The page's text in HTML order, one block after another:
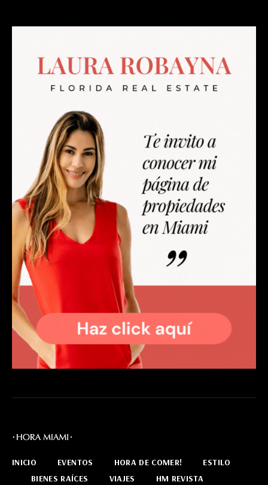
INICIO EVENTOS HORA DE COMER!
ESTILO
BIENES RAÍCES
VIAJES HM REVISTA